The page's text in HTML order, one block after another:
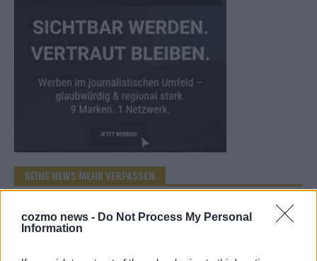
cozmo news - Do Not Process My Personal
Information
KEINE NEWS MEHR VERPASSEN